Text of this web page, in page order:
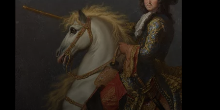
onglet)
nouvel onglet)
fenêtre modale)
de l'application (ouverture dans un nouvel onglet)